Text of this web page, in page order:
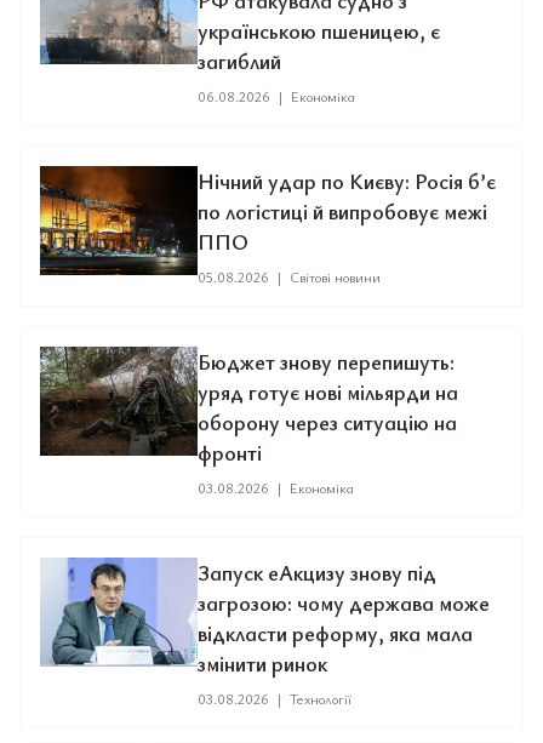
українською пшеницею, є
загиблий
06.08.2026 | Економіка
Нічний удар по Києву: Росія б’є
по логістиці й випробовує межі
ППО
05.08.2026 | Світові новини
Бюджет знову перепишуть:
уряд готує нові мільярди на
оборону через ситуацію на
фронті
03.08.2026 | Економіка
Запуск еАкцизу знову під
загрозою: чому держава може
відкласти реформу, яка мала
змінити ринок
03.08.2026 | Технології